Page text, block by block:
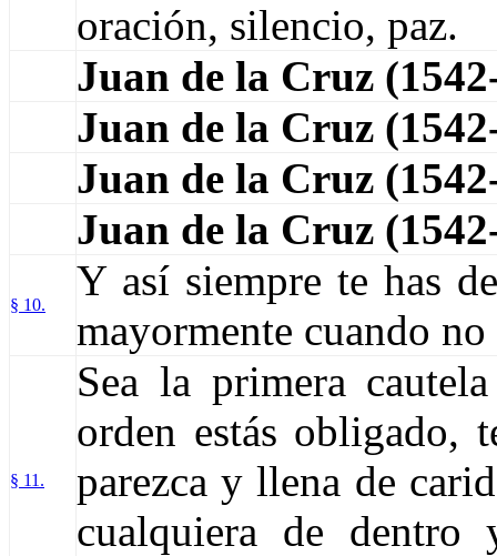
oración, silencio, paz.
Juan de la Cruz
Juan de la Cruz
Juan de la Cruz
Juan de la Cruz
§ 10.
Y así siempre te has
mayormente cuando
§ 11.
Sea la primera
orden estás obligado,
parezca y llena de
cualquiera de